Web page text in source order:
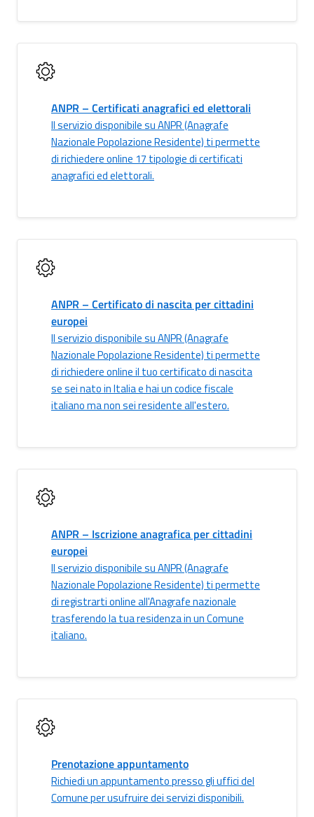
ANPR – Certificati anagrafici ed elettorali
Il servizio disponibile su ANPR (Anagrafe
Nazionale Popolazione Residente) ti permette
di richiedere online 17 tipologie di certificati
anagrafici ed elettorali.
ANPR – Certificato di nascita per cittadini
europei
Il servizio disponibile su ANPR (Anagrafe
Nazionale Popolazione Residente) ti permette
di richiedere online il tuo certificato di nascita
se sei nato in Italia e hai un codice fiscale
italiano ma non sei residente all'estero.
ANPR – Iscrizione anagrafica per cittadini
europei
Il servizio disponibile su ANPR (Anagrafe
Nazionale Popolazione Residente) ti permette
di registrarti online all'Anagrafe nazionale
trasferendo la tua residenza in un Comune
italiano.
Prenotazione appuntamento
Richiedi un appuntamento presso gli uffici del
Comune per usufruire dei servizi disponibili.